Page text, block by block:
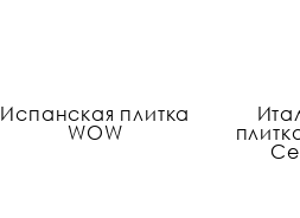
Испанская плитка
WOW